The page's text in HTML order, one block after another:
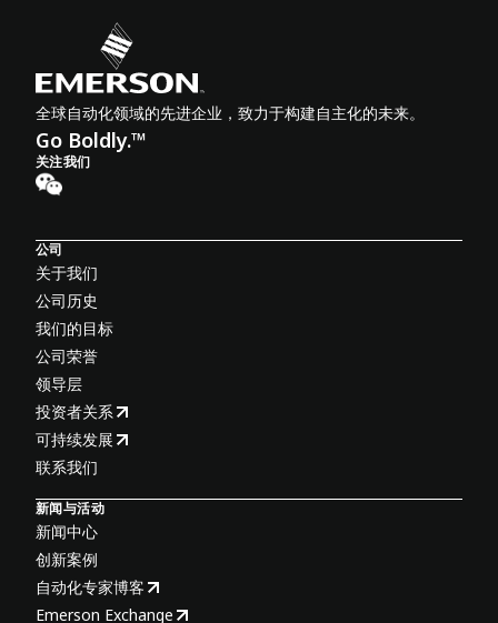
全球自动化领域的先进企业，致力于构建自主化的未来。
Go Boldly.™
关注我们
公司
关于我们
公司历史
我们的目标
公司荣誉
领导层
投资者关系
可持续发展
联系我们
新闻与活动
新闻中心
创新案例
自动化专家博客
Emerson Exchange